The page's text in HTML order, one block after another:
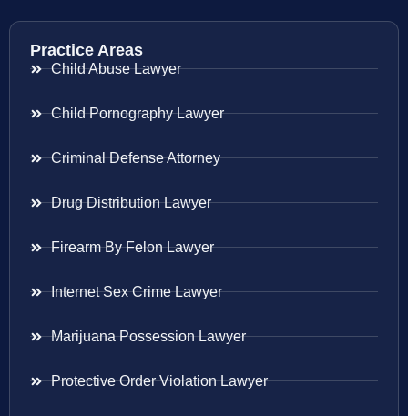
Practice Areas
Child Abuse Lawyer
Child Pornography Lawyer
Criminal Defense Attorney
Drug Distribution Lawyer
Firearm By Felon Lawyer
Internet Sex Crime Lawyer
Marijuana Possession Lawyer
Protective Order Violation Lawyer